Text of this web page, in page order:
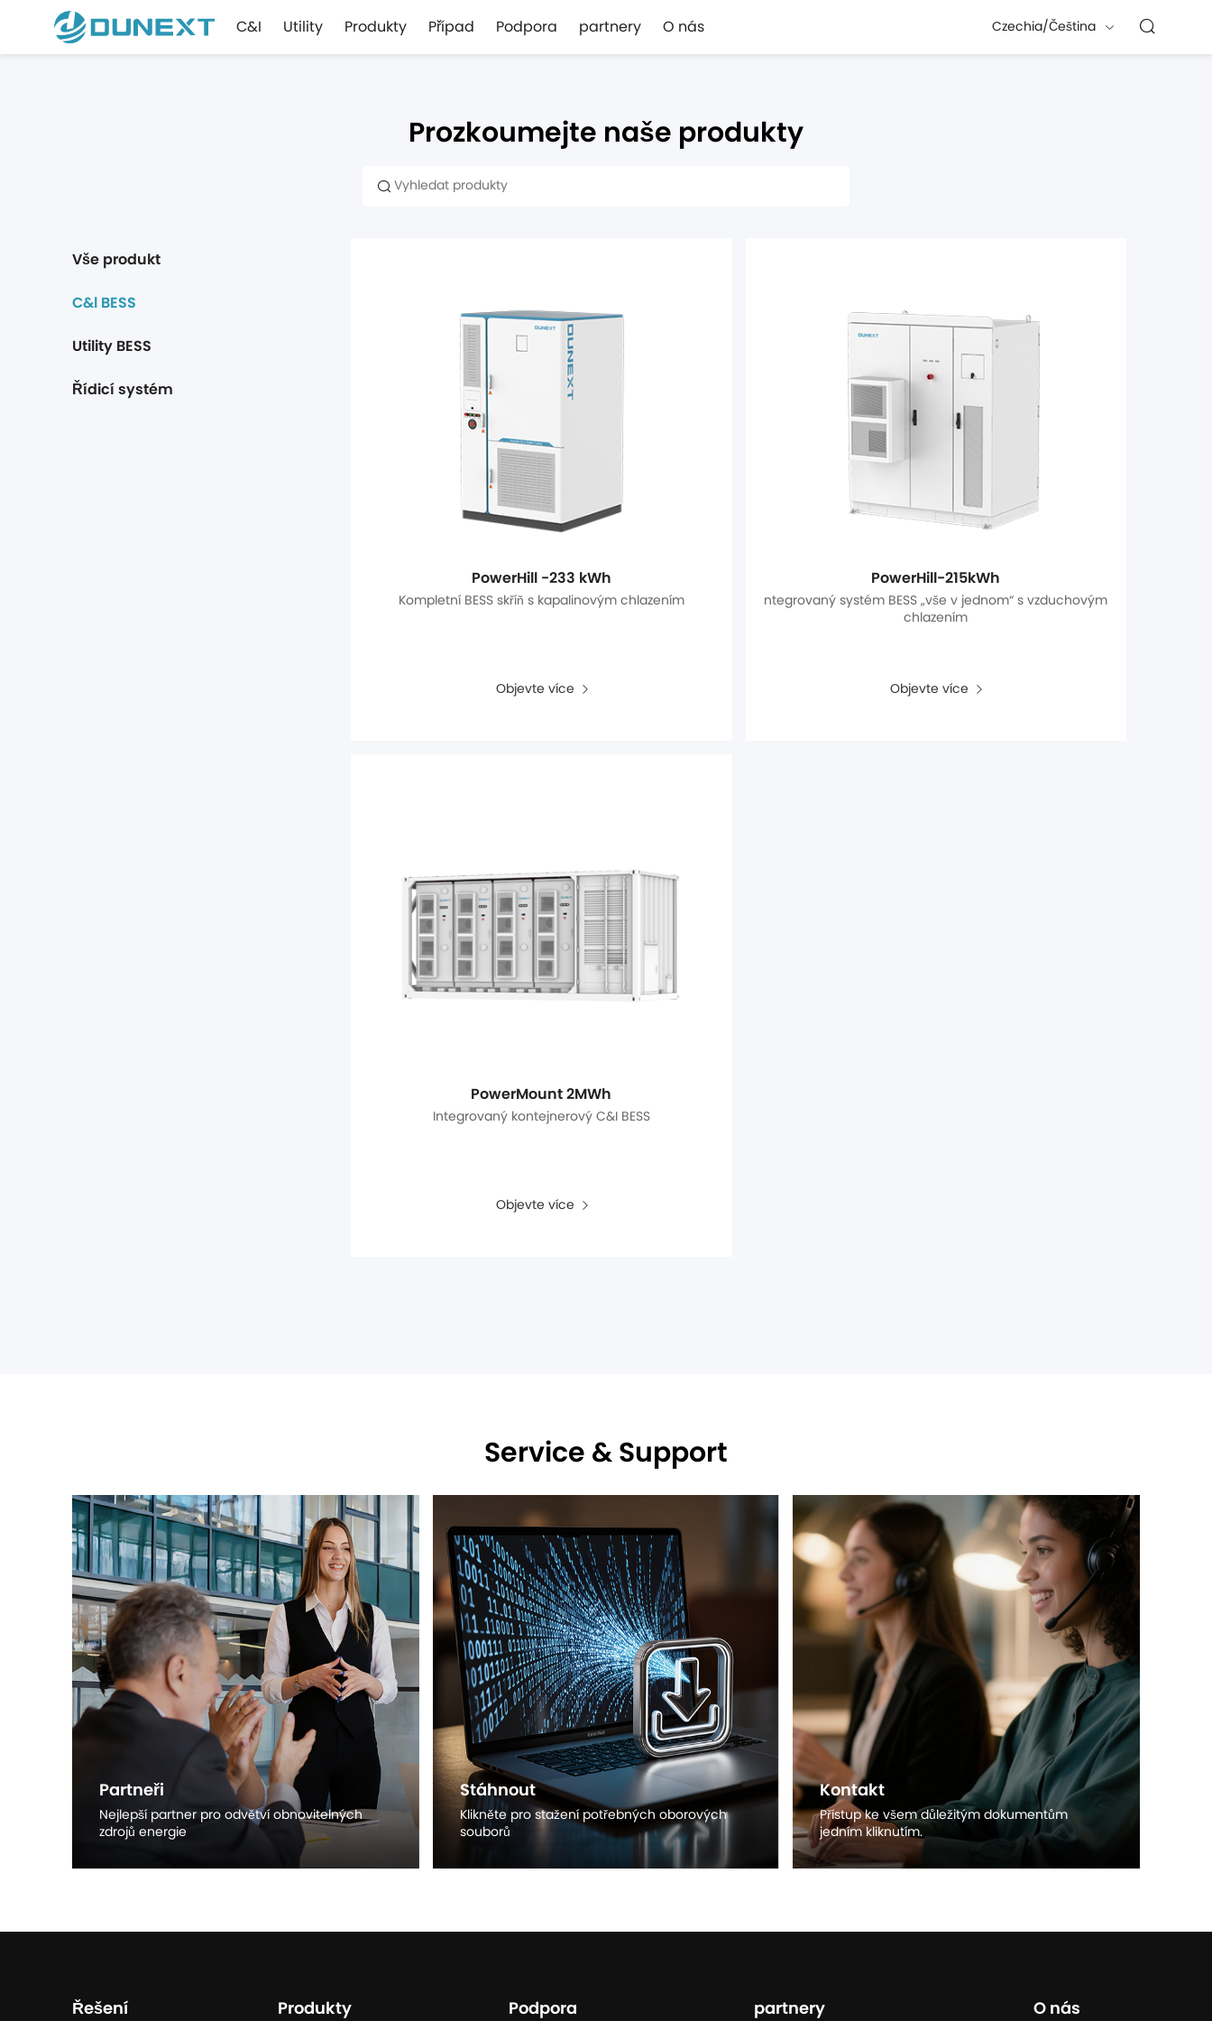
C&I Utility Produkty Případ Podpora partnery O nás Czechia/Čeština
Prozkoumejte naše produkty
Vše produkt
C&l BESS
Utility BESS
Řídicí systém
PowerHill -233 kWh
Kompletní BESS skříň s kapalinovým chlazením
Objevte více
PowerHill-215kWh
ntegrovaný systém BESS „vše v jednom“ s vzduchovým
chlazením
Objevte více
PowerMount 2MWh
Integrovaný kontejnerový C&I BESS
Objevte více
Service & Support
Partneři
Nejlepší partner pro odvětví obnovitelných
zdrojů energie
Stáhnout
Klikněte pro stažení potřebných oborových
souborů
Kontakt
Přístup ke všem důležitým dokumentům
jedním kliknutím.
Objevte více
Řešení Produkty Podpora partnery O nás